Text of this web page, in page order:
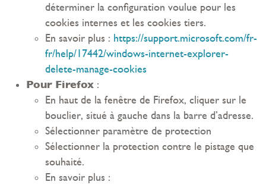
déterminer la configuration voulue pour les
cookies internes et les cookies tiers.
En savoir plus : https://support.microsoft.com/fr-
fr/help/17442/windows-internet-explorer-
delete-manage-cookies
Pour Firefox :
En haut de la fenêtre de Firefox, cliquer sur le
bouclier, situé à gauche dans la barre d’adresse.
Sélectionner paramètre de protection
Sélectionner la protection contre le pistage que
souhaité.
En savoir plus :